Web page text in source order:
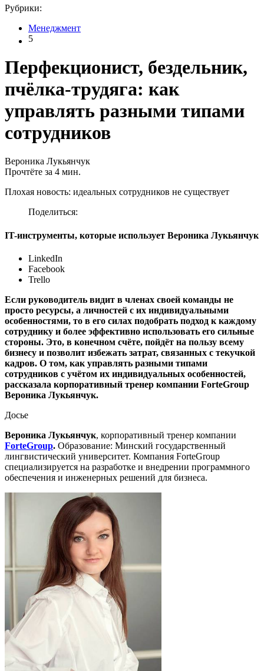
Рубрики:
Менеджмент
5
Перфекционист, бездельник,
пчёлка-трудяга: как
управлять разными типами
сотрудников
Вероника Лукьянчук
Прочтёте за 4 мин.
Плохая новость: идеальных сотрудников не существует
Поделиться:
IT-инструменты, которые использует Вероника Лукьянчук
LinkedIn
Facebook
Trello
Если руководитель видит в членах своей команды не
просто ресурсы, а личностей с их индивидуальными
особенностями, то в его силах подобрать подход к каждому
сотруднику и более эффективно использовать его сильные
стороны. Это, в конечном счёте, пойдёт на пользу всему
бизнесу и позволит избежать затрат, связанных с текучкой
кадров. О том, как управлять разными типами
сотрудников с учётом их индивидуальных особенностей,
рассказала корпоративный тренер компании ForteGroup
Вероника Лукьянчук.
Досье
Вероника Лукьянчук, корпоративный тренер компании
ForteGroup. Образование: Минский государственный
лингвистический университет. Компания ForteGroup
специализируется на разработке и внедрении программного
обеспечения и инженерных решений для бизнеса.